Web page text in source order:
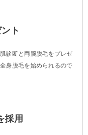
ト
診断と両腕脱毛をプレゼ
身脱毛を始められるので
採用